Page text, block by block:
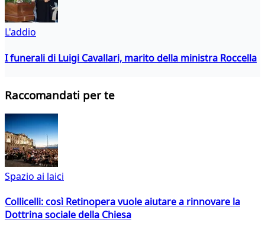
L'addio
I funerali di Luigi Cavallari, marito della ministra Roccella
Raccomandati per te
Spazio ai laici
Collicelli: così Retinopera vuole aiutare a rinnovare la
Dottrina sociale della Chiesa